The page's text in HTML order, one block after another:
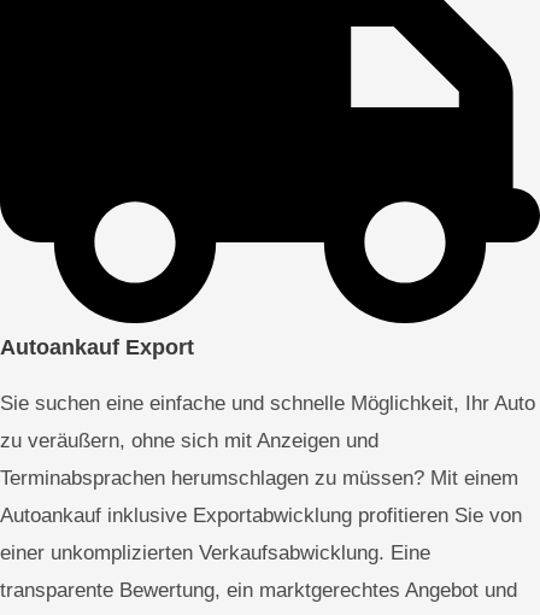
Autoankauf Export
Sie suchen eine einfache und schnelle Möglichkeit, Ihr Auto
zu veräußern, ohne sich mit Anzeigen und
Terminabsprachen herumschlagen zu müssen? Mit einem
Autoankauf inklusive Exportabwicklung profitieren Sie von
einer unkomplizierten Verkaufsabwicklung. Eine
transparente Bewertung, ein marktgerechtes Angebot und